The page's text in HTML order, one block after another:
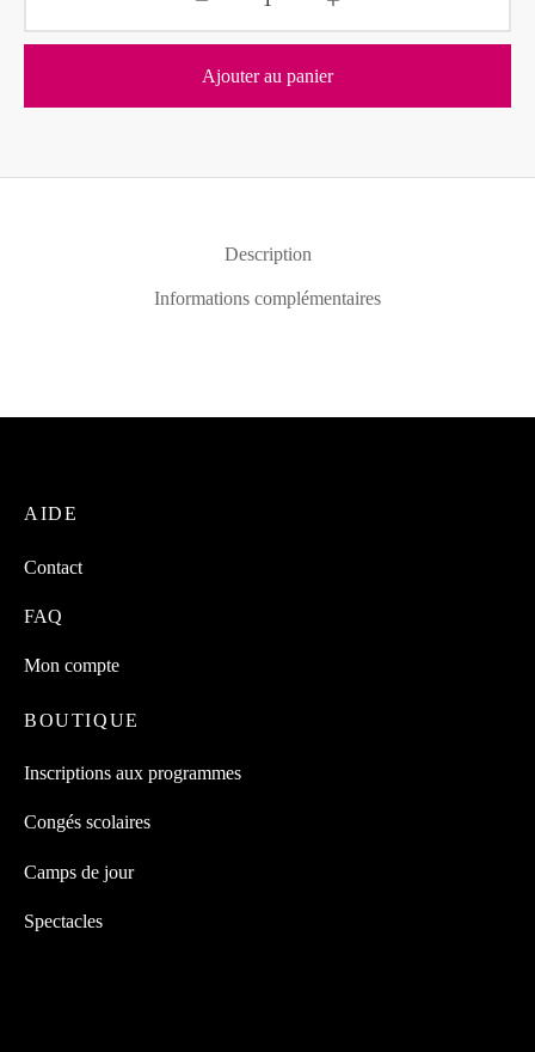
Ajouter au panier
Description
Informations complémentaires
AIDE
Contact
FAQ
Mon compte
BOUTIQUE
Inscriptions aux programmes
Congés scolaires
Camps de jour
Spectacles